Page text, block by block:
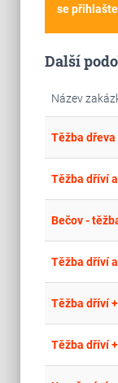
se přihlašte.
Další
Název
Těžba dřeva
Bečov -
Těžba dříví
Těžba dříví